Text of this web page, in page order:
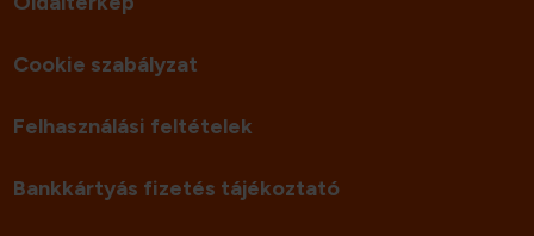
Cookie szabályzat
Felhasználási feltételek
Bankkártyás fizetés tájékoztató